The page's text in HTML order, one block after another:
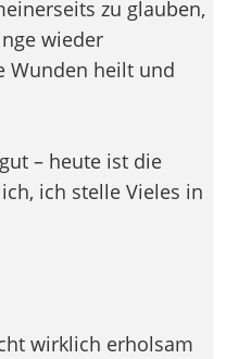
zu glauben,
wieder
Wunden heilt und
– heute ist die
ich stelle Vieles in
wirklich erholsam